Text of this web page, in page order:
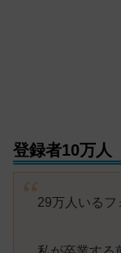
登録者10万人
29万人いる